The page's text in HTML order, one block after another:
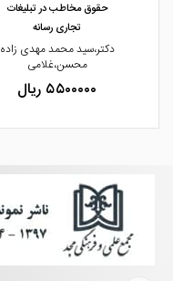
حقوق مخاطب در تبلیغات
تجاری رسانه
دکتر،سید محمد مهدی زاده
محسن،غلامی
۵۵۰۰۰۰۰ ریال